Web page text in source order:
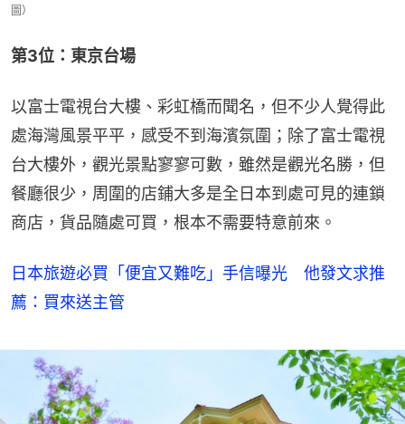
圖）
第3位：東京台場
以富士電視台大樓、彩虹橋而聞名，但不少人覺得此
處海灣風景平平，感受不到海濱氛圍；除了富士電視
台大樓外，觀光景點寥寥可數，雖然是觀光名勝，但
餐廳很少，周圍的店鋪大多是全日本到處可見的連鎖
商店，貨品隨處可買，根本不需要特意前來。
日本旅遊必買「便宜又難吃」手信曝光 他發文求推
薦：買來送主管